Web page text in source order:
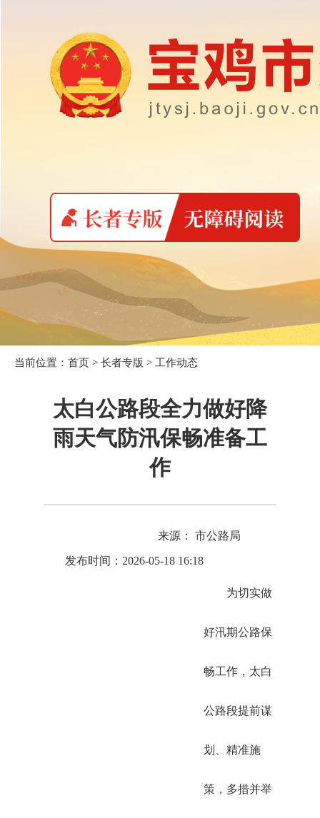
当前位置： 首页 > 长者专版 > 工作动态
太白公路段全力做好降
雨天气防汛保畅准备工
作
来源： 市公路局
发布时间：2026-05-18 16:18
为切实做
好汛期公路保
畅工作，太白
公路段提前谋
划、精准施
策，多措并举